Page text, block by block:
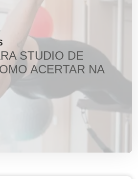
Contato
Materiais Gratuitos
Solicite um Orçamento
STUDIO DE
ACERTAR NA